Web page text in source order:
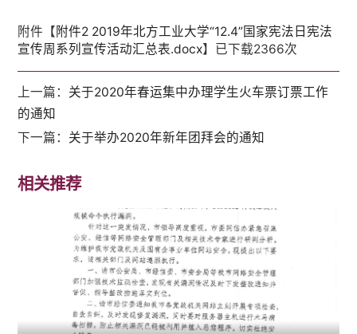
附件【附件2 2019年北方工业大学“12.4”国家宪法日宪法
宣传周系列宣传活动汇总表.docx】已下载2366次
上一篇： 关于2020年春运集中办理学生火车票订票工作
的通知
下一篇： 关于举办2020年新年团拜会的通知
相关推荐